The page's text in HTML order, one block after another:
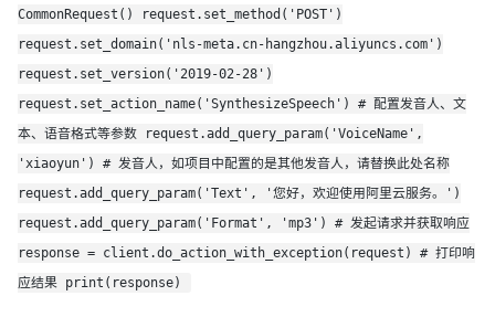
CommonRequest() request.set_method('POST')
request.set_domain('nls-meta.cn-hangzhou.aliyuncs.com')
request.set_version('2019-02-28')
request.set_action_name('SynthesizeSpeech') # 配置发音人、文
本、语音格式等参数 request.add_query_param('VoiceName',
'xiaoyun') # 发音人，如项目中配置的是其他发音人，请替换此处名称
request.add_query_param('Text', '您好，欢迎使用阿里云服务。')
request.add_query_param('Format', 'mp3') # 发起请求并获取响应
response = client.do_action_with_exception(request) # 打印响
应结果 print(response)